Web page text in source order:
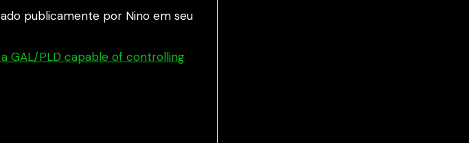
publicamente por Nino em seu
GAL/PLD capable of controlling